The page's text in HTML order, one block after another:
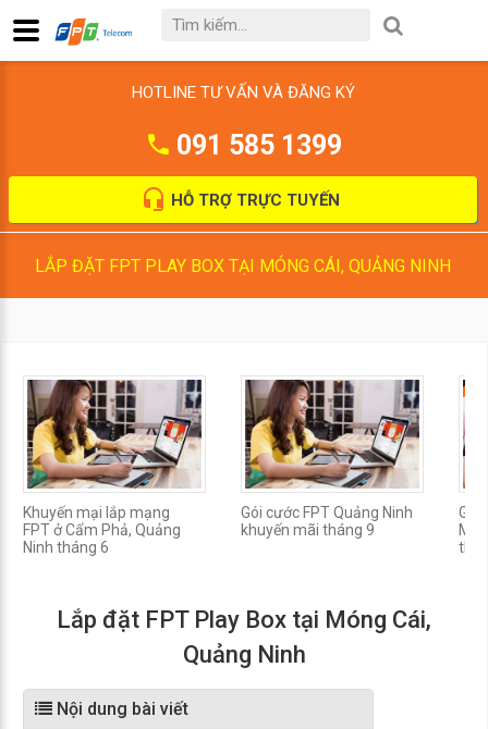
HOTLINE TƯ VẤN VÀ ĐĂNG KÝ
091 585 1399
HỖ TRỢ TRỰC TUYẾN
LẮP ĐẶT FPT PLAY BOX TẠI MÓNG CÁI, QUẢNG NINH
Khuyến mại lắp mạng
FPT ở Cẩm Phả, Quảng
Ninh tháng 6
Gói cước FPT Quảng Ninh
khuyến mãi tháng 9
Giá
Lắp đặt FPT Play Box tại Móng Cái,
Quảng Ninh
Nội dung bài viết